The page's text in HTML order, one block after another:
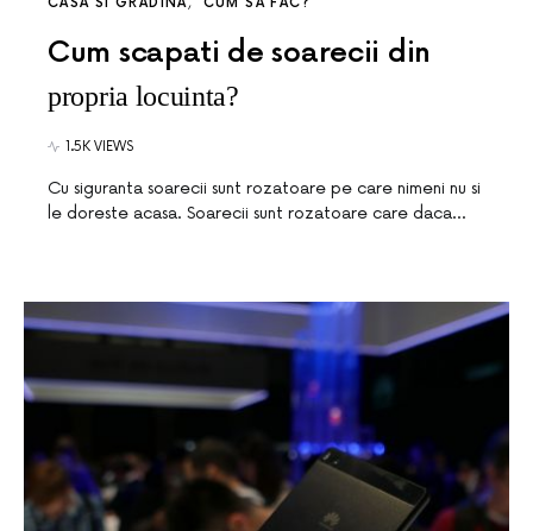
Cum scapati de soarecii din
propria locuinta?
1.5K VIEWS
Cu siguranta soarecii sunt rozatoare pe care nimeni nu si
le doreste acasa. Soarecii sunt rozatoare care daca…